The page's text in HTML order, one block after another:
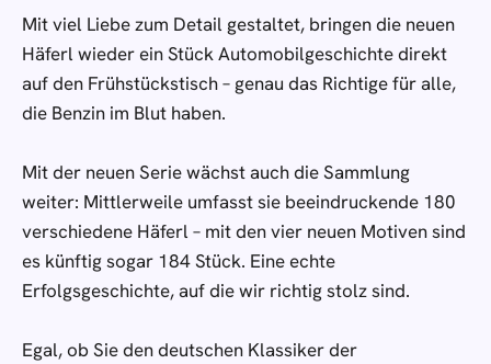
Mit viel Liebe zum Detail gestaltet, bringen die neuen
Häferl wieder ein Stück Automobilgeschichte direkt
auf den Frühstückstisch – genau das Richtige für alle,
die Benzin im Blut haben.
Mit der neuen Serie wächst auch die Sammlung
weiter: Mittlerweile umfasst sie beeindruckende 180
verschiedene Häferl – mit den vier neuen Motiven sind
es künftig sogar 184 Stück. Eine echte
Erfolgsgeschichte, auf die wir richtig stolz sind.
Egal, ob Sie den deutschen Klassiker der